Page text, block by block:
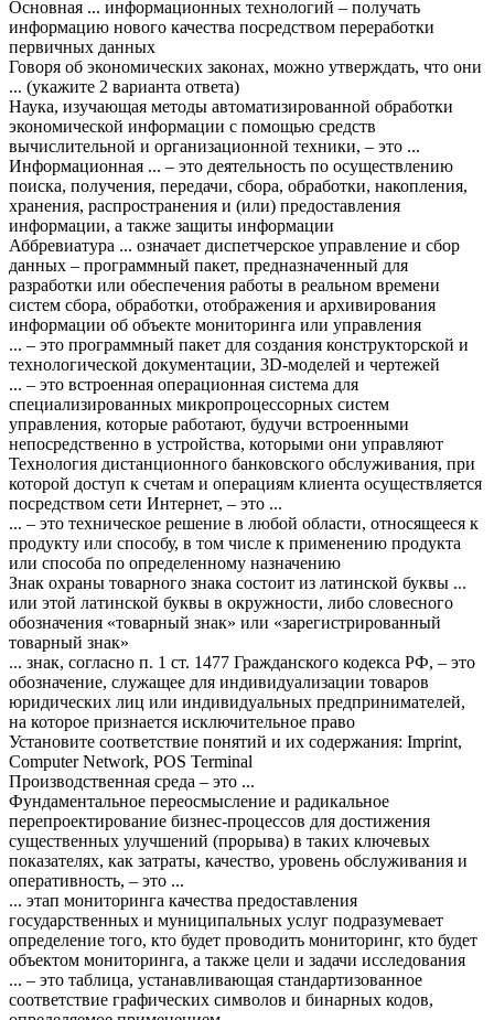
Основная ... информационных технологий – получать
информацию нового качества посредством переработки
первичных данных
Говоря об экономических законах, можно утверждать, что они
... (укажите 2 варианта ответа)
Наука, изучающая методы автоматизированной обработки
экономической информации с помощью средств
вычислительной и организационной техники, – это ...
Информационная ... – это деятельность по осуществлению
поиска, получения, передачи, сбора, обработки, накопления,
хранения, распространения и (или) предоставления
информации, а также защиты информации
Аббревиатура ... означает диспетчерское управление и сбор
данных – программный пакет, предназначенный для
разработки или обеспечения работы в реальном времени
систем сбора, обработки, отображения и архивирования
информации об объекте мониторинга или управления
... – это программный пакет для создания конструкторской и
технологической документации, 3D-моделей и чертежей
... – это встроенная операционная система для
специализированных микропроцессорных систем
управления, которые работают, будучи встроенными
непосредственно в устройства, которыми они управляют
Технология дистанционного банковского обслуживания, при
которой доступ к счетам и операциям клиента осуществляется
посредством сети Интернет, – это ...
... – это техническое решение в любой области, относящееся к
продукту или способу, в том числе к применению продукта
или способа по определенному назначению
Знак охраны товарного знака состоит из латинской буквы ...
или этой латинской буквы в окружности, либо словесного
обозначения «товарный знак» или «зарегистрированный
товарный знак»
... знак, согласно п. 1 ст. 1477 Гражданского кодекса РФ, – это
обозначение, служащее для индивидуализации товаров
юридических лиц или индивидуальных предпринимателей,
на которое признается исключительное право
Установите соответствие понятий и их содержания: Imprint,
Computer Network, POS Terminal
Производственная среда – это ...
Фундаментальное переосмысление и радикальное
перепроектирование бизнес-процессов для достижения
существенных улучшений (прорыва) в таких ключевых
показателях, как затраты, качество, уровень обслуживания и
оперативность, – это ...
... этап мониторинга качества предоставления
государственных и муниципальных услуг подразумевает
определение того, кто будет проводить мониторинг, кто будет
объектом мониторинга, а также цели и задачи исследования
... – это таблица, устанавливающая стандартизованное
соответствие графических символов и бинарных кодов,